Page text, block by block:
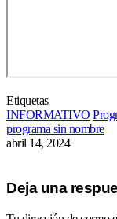
Etiquetas
INFORMATIVO
programa sin nombre
abril 14, 2024
Deja una